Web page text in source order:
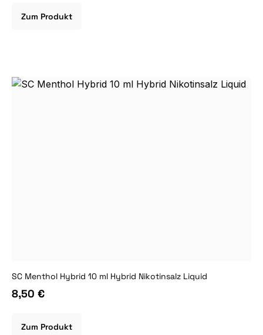
Zum Produkt
SC Menthol Hybrid 10 ml Hybrid Nikotinsalz Liquid
8,50 €
Zum Produkt